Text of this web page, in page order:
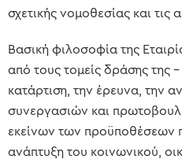
σχετικής νομοθεσίας και τις
Βασική φιλοσοφία της
από τους τομείς δράσης της
κατάρτιση, την έρευνα, την
συνεργασιών και
εκείνων των προϋποθέσεων
ανάπτυξη του κοινωνικού,